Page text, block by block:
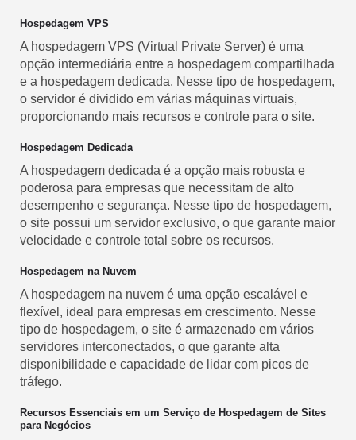
Hospedagem VPS
A hospedagem VPS (Virtual Private Server) é uma
opção intermediária entre a hospedagem compartilhada
e a hospedagem dedicada. Nesse tipo de hospedagem,
o servidor é dividido em várias máquinas virtuais,
proporcionando mais recursos e controle para o site.
Hospedagem Dedicada
A hospedagem dedicada é a opção mais robusta e
poderosa para empresas que necessitam de alto
desempenho e segurança. Nesse tipo de hospedagem,
o site possui um servidor exclusivo, o que garante maior
velocidade e controle total sobre os recursos.
Hospedagem na Nuvem
A hospedagem na nuvem é uma opção escalável e
flexível, ideal para empresas em crescimento. Nesse
tipo de hospedagem, o site é armazenado em vários
servidores interconectados, o que garante alta
disponibilidade e capacidade de lidar com picos de
tráfego.
Recursos Essenciais em um Serviço de Hospedagem de Sites
para Negócios